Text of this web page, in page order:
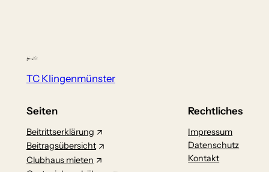
TC Klingenmünster
Seiten
Beitrittserklärung
Beitragsübersicht
Clubhaus mieten
Rechtliches
Impressum
Datenschutz
Kontakt